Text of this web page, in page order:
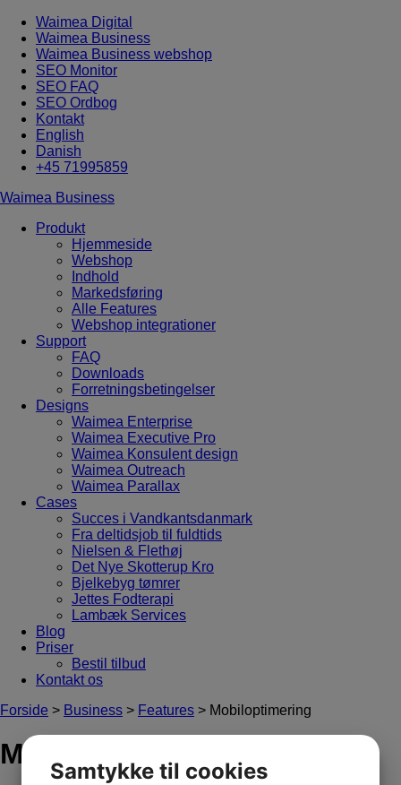
Waimea Digital
Waimea Business
Waimea Business webshop
SEO Monitor
SEO FAQ
SEO Ordbog
Kontakt
English
Danish
+45 71995859
Waimea Business
Produkt
Hjemmeside
Webshop
Indhold
Markedsføring
Alle Features
Webshop integrationer
Support
FAQ
Downloads
Forretningsbetingelser
Designs
Waimea Enterprise
Waimea Executive Pro
Waimea Konsulent design
Waimea Outreach
Waimea Parallax
Cases
Succes i Vandkantsdanmark
Fra deltidsjob til fuldtids
Nielsen & Flethøj
Det Nye Skotterup Kro
Bjelkebyg tømrer
Jettes Fodterapi
Lambæk Services
Blog
Priser
Bestil tilbud
Kontakt os
Forside > Business > Features > Mobiloptimering
Mobiloptimering
Samtykke til cookies